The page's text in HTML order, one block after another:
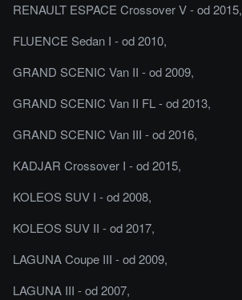
RENAULT ESPACE Crossover V - od 2015,
FLUENCE Sedan I - od 2010,
GRAND SCENIC Van II - od 2009,
GRAND SCENIC Van II FL - od 2013,
GRAND SCENIC Van III - od 2016,
KADJAR Crossover I - od 2015,
KOLEOS SUV I - od 2008,
KOLEOS SUV II - od 2017,
LAGUNA Coupe III - od 2009,
LAGUNA III - od 2007,